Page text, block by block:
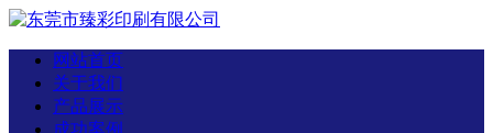
网站首页
关于我们
产品展示
成功案例